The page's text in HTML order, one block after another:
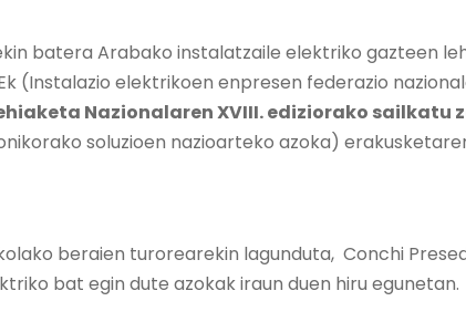
batera Arabako instalatzaile elektriko gazteen
(Instalazio elektrikoen enpresen federazio
Nazionalaren XVIII. ediziorako sailkatu
soluzioen nazioarteko azoka)
beraien turorearekin lagunduta, Conchi
bat egin dute azokak iraun duen hiru egunetan.